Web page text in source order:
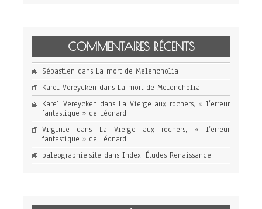
COMMENTAIRES RÉCENTS
Sébastien dans La mort de Melencholia
Karel Vereycken dans La mort de Melencholia
Karel Vereycken dans La Vierge aux rochers, « l’erreur
fantastique » de Léonard
Virginie dans La Vierge aux rochers, « l’erreur
fantastique » de Léonard
paleographie.site dans Index, Études Renaissance